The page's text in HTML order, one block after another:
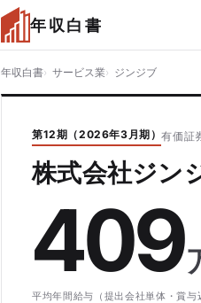
年収白書
年収白書 サービス業 ジンジブ
第12期（2026年3月期）有価証
株式会社ジン
409
平均年間給与（提出会社単体・賞与